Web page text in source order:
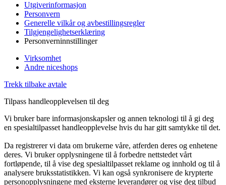
Utgiverinformasjon
Personvern
Generelle vilkår og avbestillingsregler
Tilgjengelighetserklæring
Personverninnstillinger
Virksomhet
Andre niceshops
Trekk tilbake avtale
Tilpass handleopplevelsen til deg
Vi bruker bare informasjonskapsler og annen teknologi til å gi deg
en spesialtilpasset handleopplevelse hvis du har gitt samtykke til det.
Da registrerer vi data om brukerne våre, atferden deres og enhetene
deres. Vi bruker opplysningene til å forbedre nettstedet vårt
fortløpende, til å vise deg spesialtilpasset reklame og innhold og til å
analysere bruksstatistikken. Vi kan også synkronisere de krypterte
personopplysningene med eksterne leverandører og vise deg tilbud